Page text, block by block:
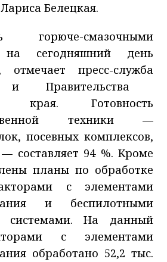
Белецкая.
горюче-смазочными
на сегодняшний день
отмечает пресс-служба
и Правительства
края. Готовность
техники —
посевных комплексов,
составляет 94 %. Кроме
планы по обработке
с элементами
и беспилотными
системами. На данный
с элементами
обработано 52,2 тыс.